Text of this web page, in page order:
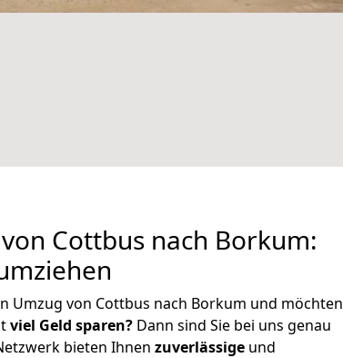
Cottbus nach Borkum:
Umzug von Cottbus nach Borkum und möchten
viel Geld sparen? Dann sind Sie bei uns genau
bieten Ihnen zuverlässige und